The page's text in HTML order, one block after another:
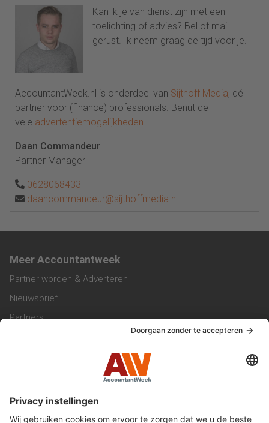
Kan ik je van dienst zijn met een
toelichting of advies? Bel of mail
gerust. Ik neem graag de tijd voor je.
AccountantWeek.nl is onderdeel van Sijthoff Media, dé
partner voor (finance) professionals. Benut de
vele advertentiemogelijkheden.
Daan Commandeur
Partner Manager
0628068433
daancommandeur@sijthoffmedia.nl
Meer Accountantweek
Partner worden & Adverteren
Nieuwsbrief
Partners
Werken bij ons